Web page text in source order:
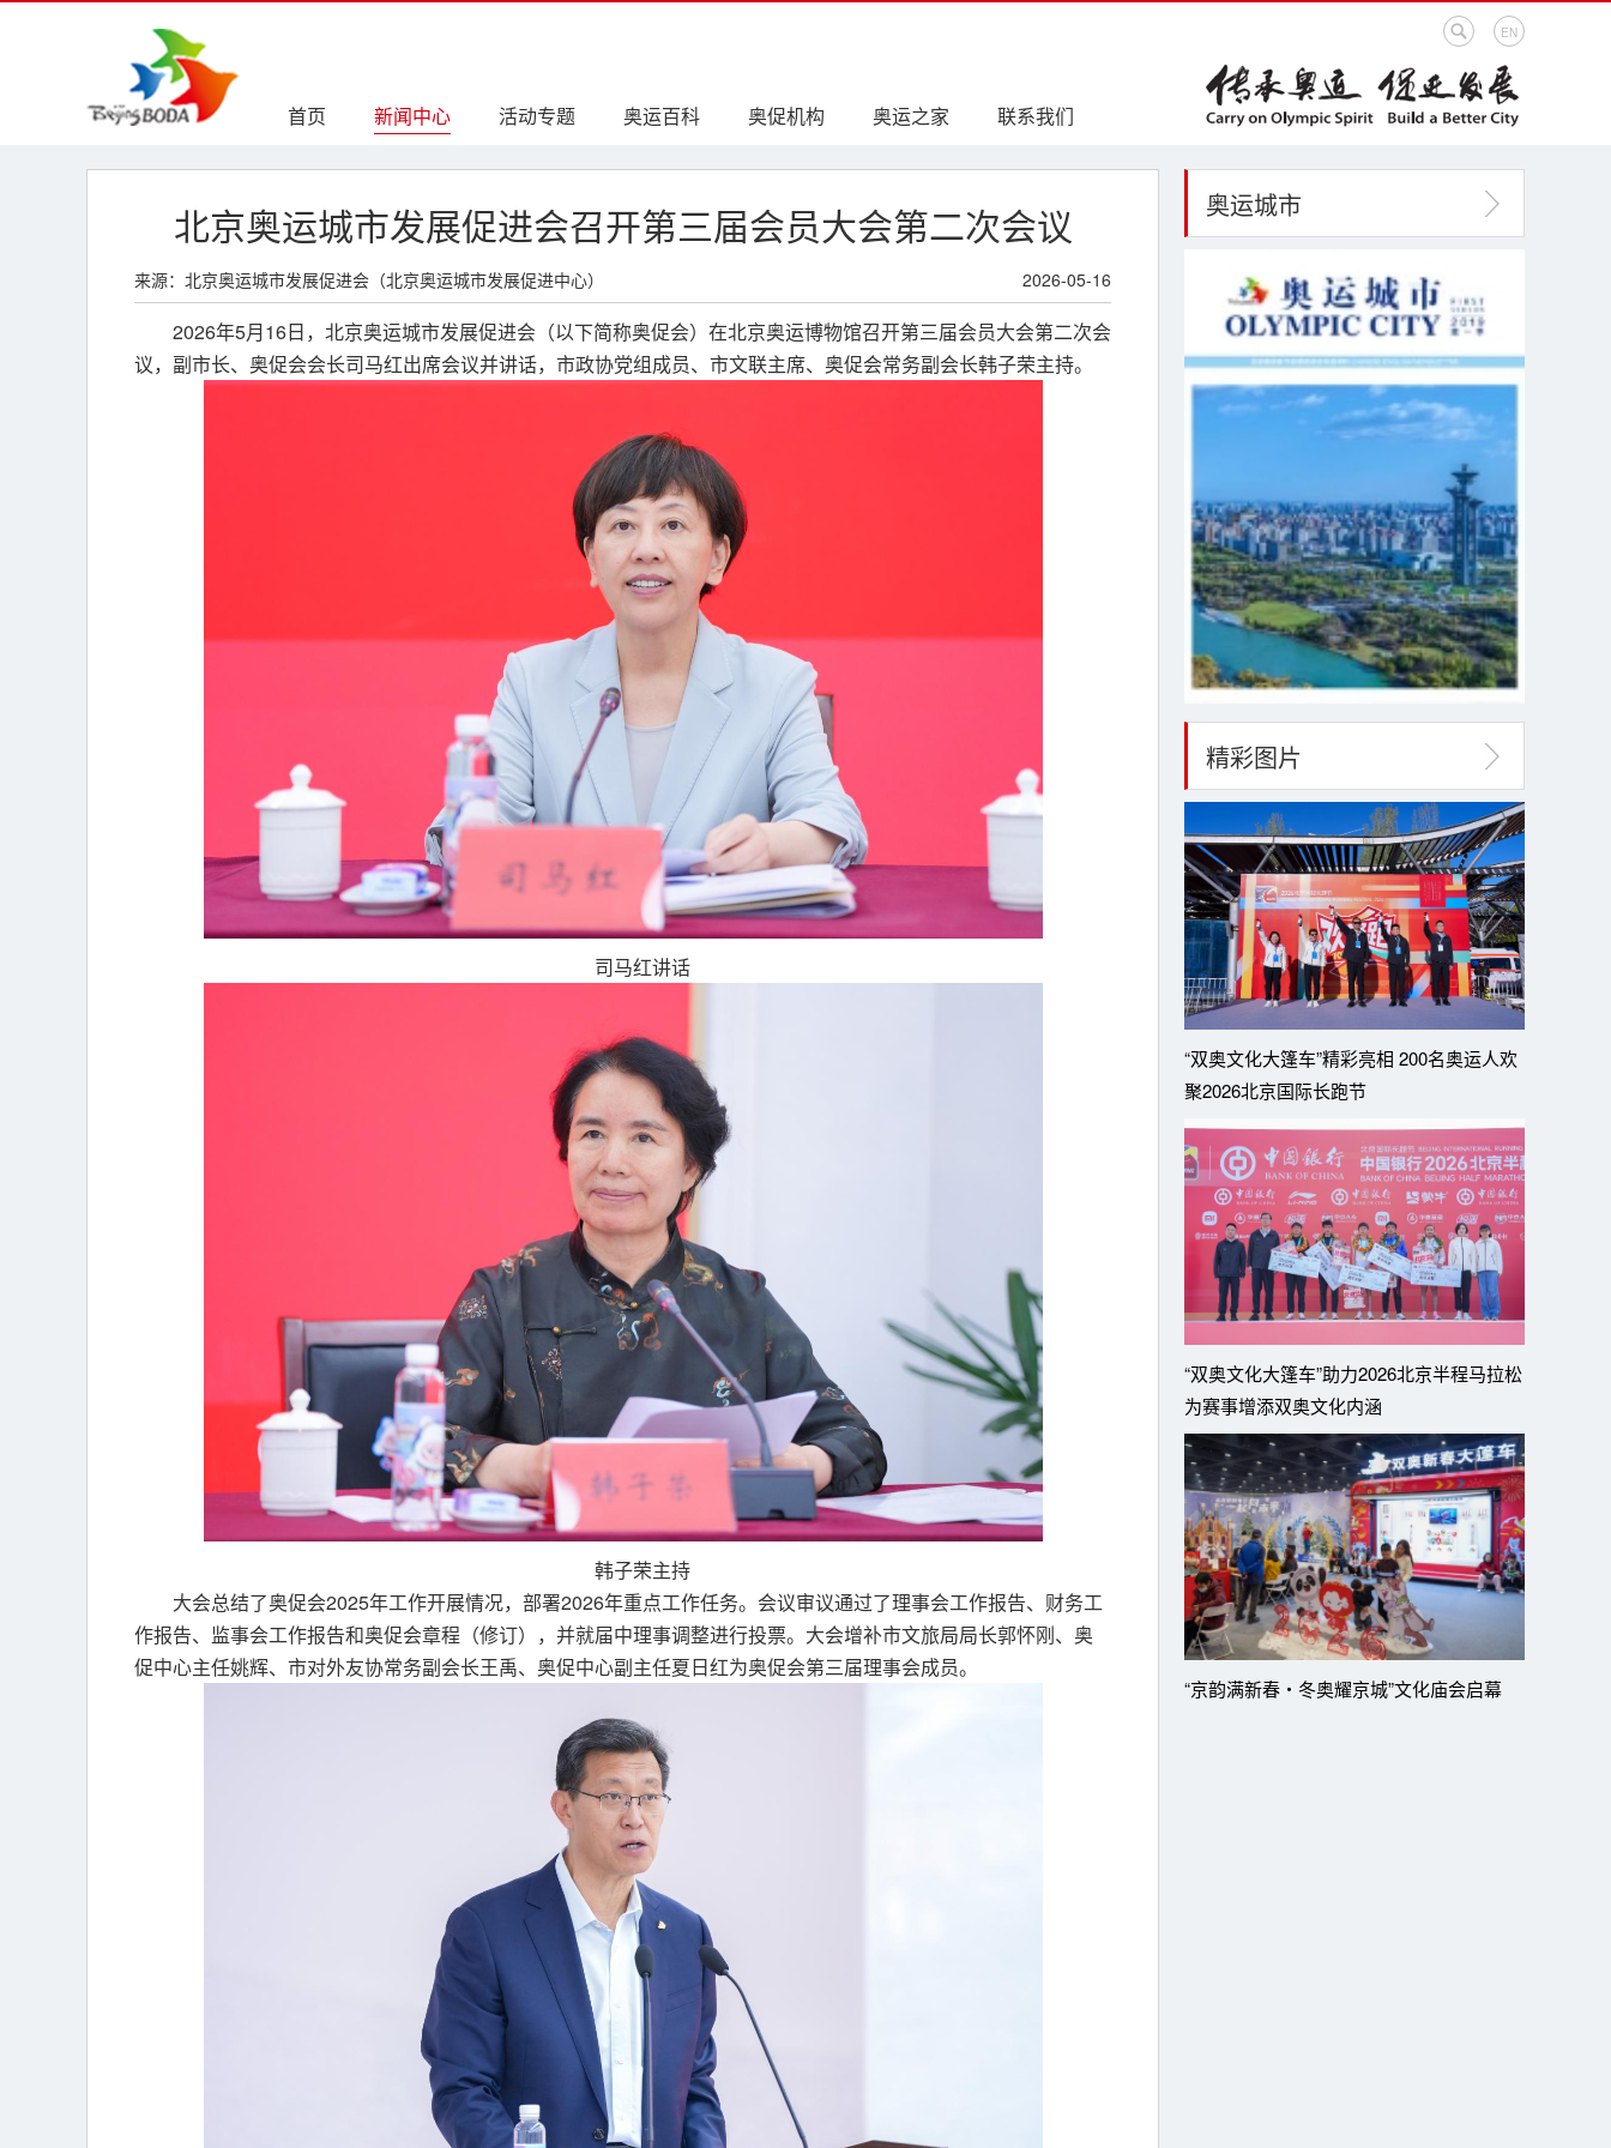
EN
首页 新闻中心 活动专题 奥运百科 奥促机构 奥运之家 联系我们
北京奥运城市发展促进会召开第三届会员大会第二次会议
来源：北京奥运城市发展促进会（北京奥运城市发展促进中心） 2026-05-16
2026年5月16日，北京奥运城市发展促进会（以下简称奥促会）在北京奥运博物馆召开第三届会员大会第二次会
议，副市长、奥促会会长司马红出席会议并讲话，市政协党组成员、市文联主席、奥促会常务副会长韩子荣主持。
司马红讲话
韩子荣主持
大会总结了奥促会2025年工作开展情况，部署2026年重点工作任务。会议审议通过了理事会工作报告、财务工
作报告、监事会工作报告和奥促会章程（修订），并就届中理事调整进行投票。大会增补市文旅局局长郭怀刚、奥
促中心主任姚辉、市对外友协常务副会长王禹、奥促中心副主任夏日红为奥促会第三届理事会成员。
奥运城市
精彩图片
“双奥文化大篷车”精彩亮相 200名奥运人欢
聚2026北京国际长跑节
“双奥文化大篷车”助力2026北京半程马拉松
为赛事增添双奥文化内涵
“京韵满新春・冬奥耀京城”文化庙会启幕